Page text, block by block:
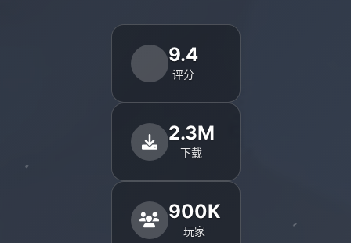
9.4
评分
2.3M
下载
900K
玩家